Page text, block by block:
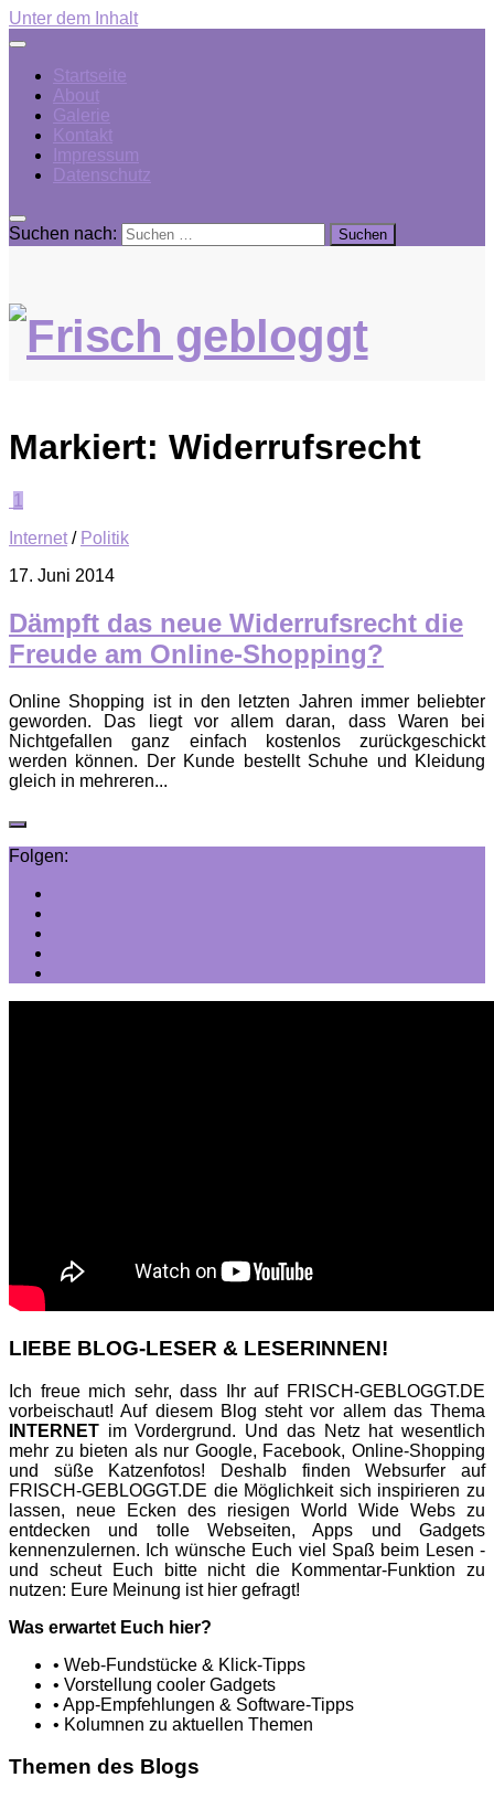
Unter dem Inhalt
Startseite
About
Galerie
Kontakt
Impressum
Datenschutz
Suchen nach:
Markiert: Widerrufsrecht
1
Internet/ Politik
17. Juni 2014
Dämpft das neue Widerrufsrecht die
Freude am Online-Shopping?
Online Shopping ist in den letzten Jahren immer beliebter
geworden. Das liegt vor allem daran, dass Waren bei
Nichtgefallen ganz einfach kostenlos zurückgeschickt
werden können. Der Kunde bestellt Schuhe und Kleidung
gleich in mehreren...
Folgen:
LIEBE BLOG-LESER & LESERINNEN!
Ich freue mich sehr, dass Ihr auf FRISCH-GEBLOGGT.DE
vorbeischaut! Auf diesem Blog steht vor allem das Thema
INTERNET im Vordergrund. Und das Netz hat wesentlich
mehr zu bieten als nur Google, Facebook, Online-Shopping
und süße Katzenfotos! Deshalb finden Websurfer auf
FRISCH-GEBLOGGT.DE die Möglichkeit sich inspirieren zu
lassen, neue Ecken des riesigen World Wide Webs zu
entdecken und tolle Webseiten, Apps und Gadgets
kennenzulernen. Ich wünsche Euch viel Spaß beim Lesen -
und scheut Euch bitte nicht die Kommentar-Funktion zu
nutzen: Eure Meinung ist hier gefragt!
Was erwartet Euch hier?
• Web-Fundstücke & Klick-Tipps
• Vorstellung cooler Gadgets
• App-Empfehlungen & Software-Tipps
• Kolumnen zu aktuellen Themen
Themen des Blogs